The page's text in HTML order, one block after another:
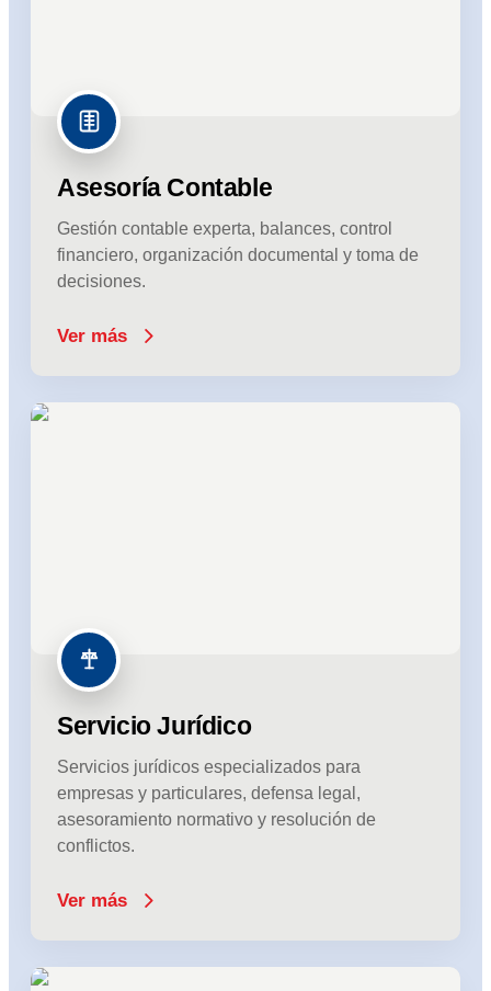
Asesoría Contable
Gestión contable experta, balances, control
financiero, organización documental y toma de
decisiones.
Ver más
Servicio Jurídico
Servicios jurídicos especializados para
empresas y particulares, defensa legal,
asesoramiento normativo y resolución de
conflictos.
Ver más